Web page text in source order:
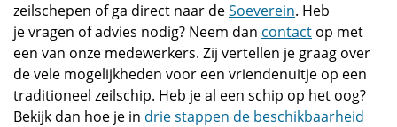
zeilschepen of ga direct naar deSoeverein. Heb
je vragen of advies nodig? Neem dan contact op met
een van onze medewerkers. Zij vertellen je graag over
de vele mogelijkheden voor een vriendenuitje op een
traditioneel zeilschip. Heb je al een schip op het oog?
Bekijk dan hoe je in drie stappen de beschikbaarheid